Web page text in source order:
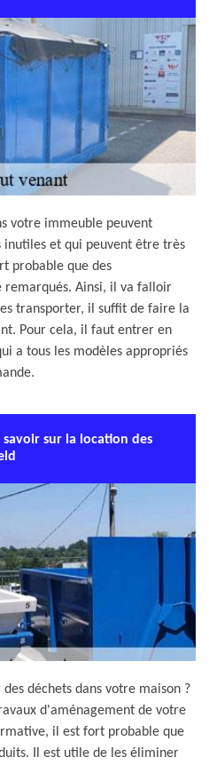
votre immeuble peuvent
inutiles et qui peuvent être très
probable que des
remarqués. Ainsi, il va falloir
transporter, il suffit de faire la
Pour cela, il faut entrer en
a tous les modèles appropriés
sur la location des
déchets dans votre maison ?
d'aménagement de votre
il est fort probable que
Il est utile de les éliminer